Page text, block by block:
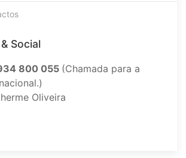
Social
800 055 (Chamada para a
Oliveira